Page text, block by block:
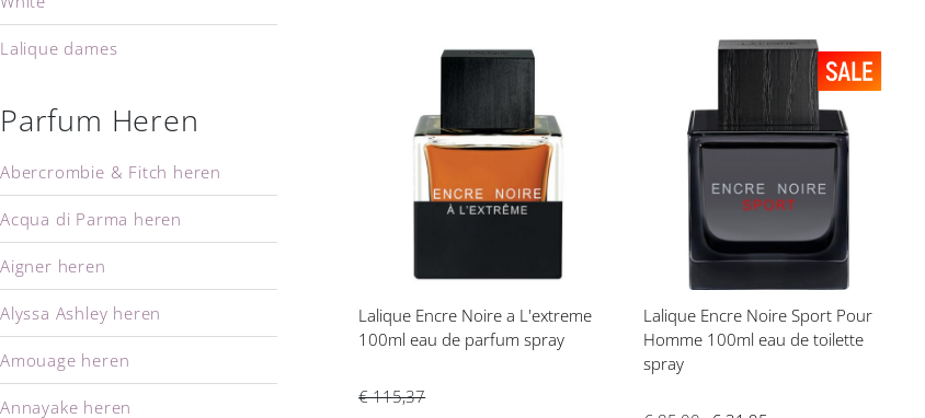
verlanglijst
Lalique Encre Noire a L'extreme
100ml eau de parfum spray
€ 115,37
toe
aan
verlanglijst
Lalique Encre Noire Sport Pour
Homme 100ml eau de toilette
spray
Lalique dames
Parfum Heren
Abercrombie & Fitch heren
Acqua di Parma heren
Aigner heren
Alyssa Ashley heren
Amouage heren
Annayake heren